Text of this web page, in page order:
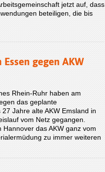
jetzt auf, dass
beteiligen, die bis
gegen AKW
Rhein-Ruhr haben am
das geplante
Jahre alte AKW Emsland in
vom Netz gegangen.
das AKW ganz vom
zu immer weiteren